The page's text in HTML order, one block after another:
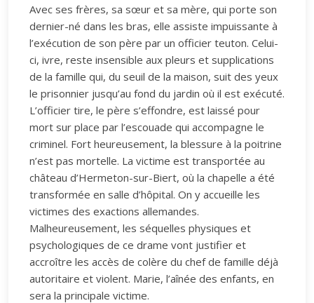
Avec ses frères, sa sœur et sa mère, qui porte son
dernier-né dans les bras, elle assiste impuissante à
l’exécution de son père par un officier teuton. Celui-
ci, ivre, reste insensible aux pleurs et supplications
de la famille qui, du seuil de la maison, suit des yeux
le prisonnier jusqu’au fond du jardin où il est exécuté.
L’officier tire, le père s’effondre, est laissé pour
mort sur place par l’escouade qui accompagne le
criminel. Fort heureusement, la blessure à la poitrine
n’est pas mortelle. La victime est transportée au
château d’Hermeton-sur-Biert, où la chapelle a été
transformée en salle d’hôpital. On y accueille les
victimes des exactions allemandes.
Malheureusement, les séquelles physiques et
psychologiques de ce drame vont justifier et
accroître les accès de colère du chef de famille déjà
autoritaire et violent. Marie, l’aînée des enfants, en
sera la principale victime.